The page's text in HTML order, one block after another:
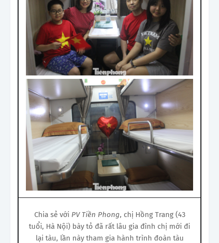
Chia sẻ với PV Tiền Phong, chị Hồng Trang (43
tuổi, Hà Nội) bày tỏ đã rất lâu gia đình chị mới đi
lại tàu, lần này tham gia hành trình đoàn tàu